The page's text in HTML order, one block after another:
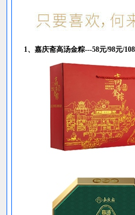
1、嘉庆斋高汤金粽---58元/98元/